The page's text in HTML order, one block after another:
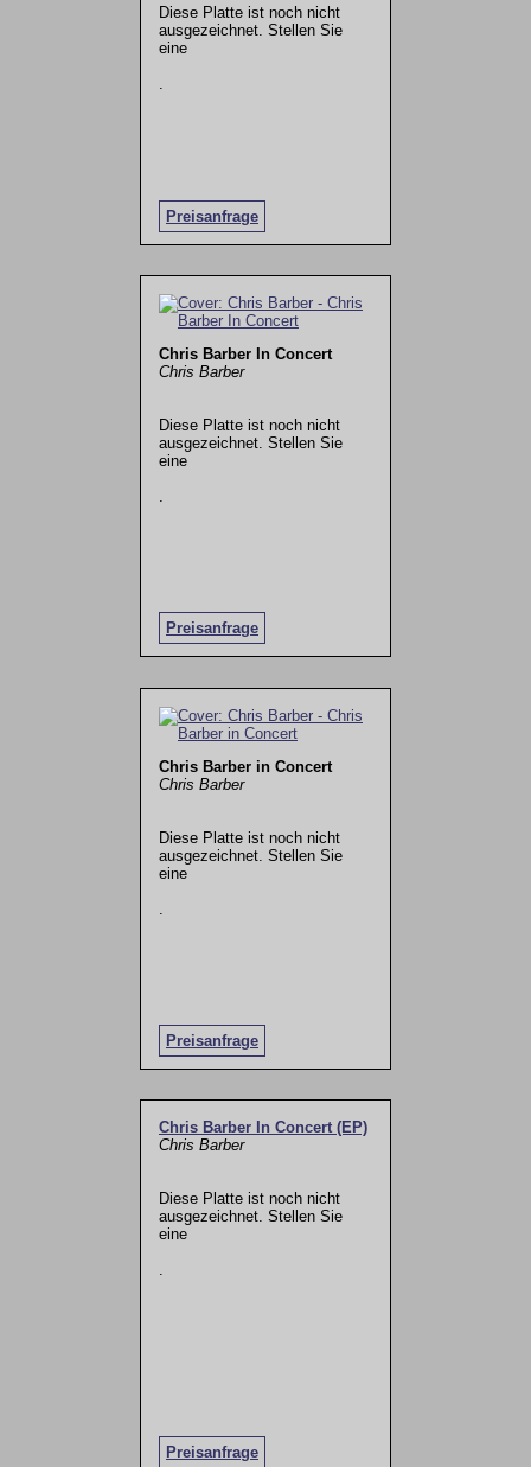
Diese Platte ist noch nicht
ausgezeichnet. Stellen Sie
eine
Preisanfrage
.
Chris Barber In Concert
Chris Barber
Diese Platte ist noch nicht
ausgezeichnet. Stellen Sie
eine
Preisanfrage
.
Chris Barber in Concert
Chris Barber
Diese Platte ist noch nicht
ausgezeichnet. Stellen Sie
eine
Preisanfrage
Chris Barber In Concert (EP)
Chris Barber
Diese Platte ist noch nicht
ausgezeichnet. Stellen Sie
eine
Preisanfrage
.